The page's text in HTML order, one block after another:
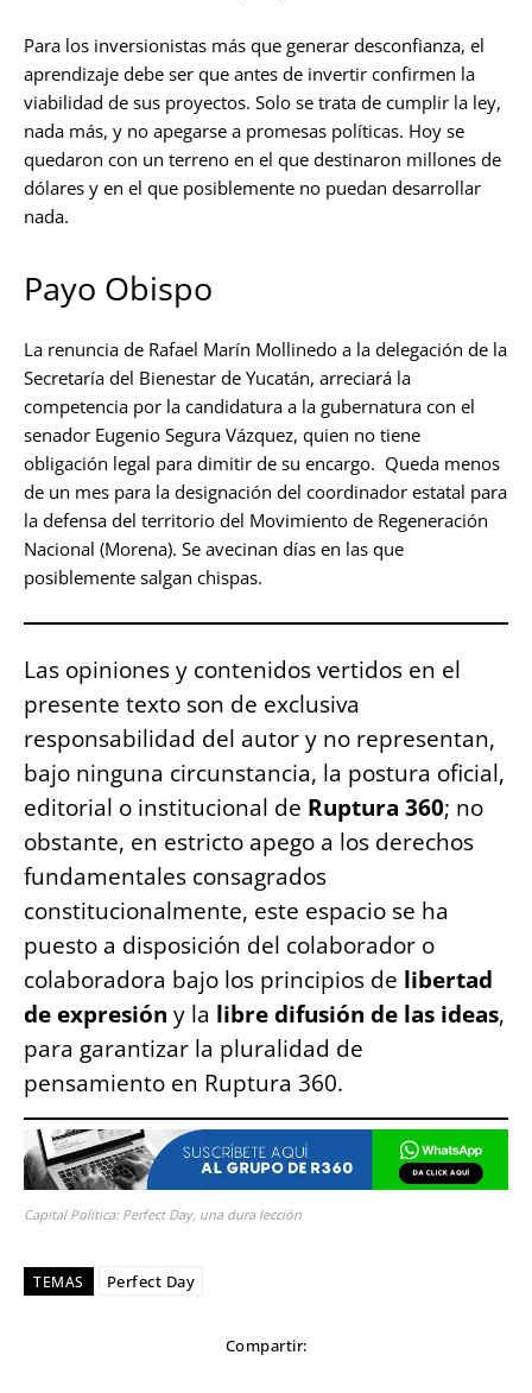
Para los inversionistas más que generar desconfianza, el
aprendizaje debe ser que antes de invertir confirmen la
viabilidad de sus proyectos. Solo se trata de cumplir la ley,
nada más, y no apegarse a promesas políticas. Hoy se
quedaron con un terreno en el que destinaron millones de
dólares y en el que posiblemente no puedan desarrollar
nada.
Payo Obispo
La renuncia de Rafael Marín Mollinedo a la delegación de la
Secretaría del Bienestar de Yucatán, arreciará la
competencia por la candidatura a la gubernatura con el
senador Eugenio Segura Vázquez, quien no tiene
obligación legal para dimitir de su encargo. Queda menos
de un mes para la designación del coordinador estatal para
la defensa del territorio del Movimiento de Regeneración
Nacional (Morena). Se avecinan días en las que
posiblemente salgan chispas.
Las opiniones y contenidos vertidos en el
presente texto son de exclusiva
responsabilidad del autor y no representan,
bajo ninguna circunstancia, la postura oficial,
editorial o institucional de Ruptura 360; no
obstante, en estricto apego a los derechos
fundamentales consagrados
constitucionalmente, este espacio se ha
puesto a disposición del colaborador o
colaboradora bajo los principios de libertad
de expresión y la libre difusión de las ideas,
para garantizar la pluralidad de
pensamiento en Ruptura 360.
Capital Política: Perfect Day, una dura lección
TEMAS Perfect Day
Compartir: